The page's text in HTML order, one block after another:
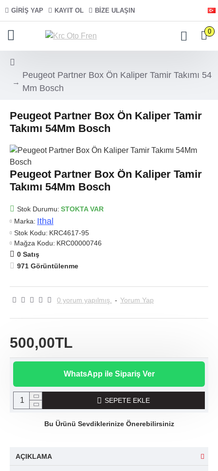
GIRIŞ YAP KAYIT OL BIZE ULAŞIN
0
Peugeot Partner Box Ön Kaliper Tamir Takımı 54
Mm Bosch
Peugeot Partner Box Ön Kaliper Tamir
Takımı 54Mm Bosch
Peugeot Partner Box Ön Kaliper Tamir
Takımı 54Mm Bosch
Stok Durumu: STOKTA VAR
Marka: Ithal
Stok Kodu: KRC4617-95
Mağza Kodu: KRC00000746
0 Satış
971 Görüntülenme
0 yorum yapılmış. - Yorum Yap
500,00TL
WhatsApp ile Sipariş Ver
SEPETE EKLE
Bu Ürünü Sevdiklerinize Önerebilirsiniz
AÇIKLAMA